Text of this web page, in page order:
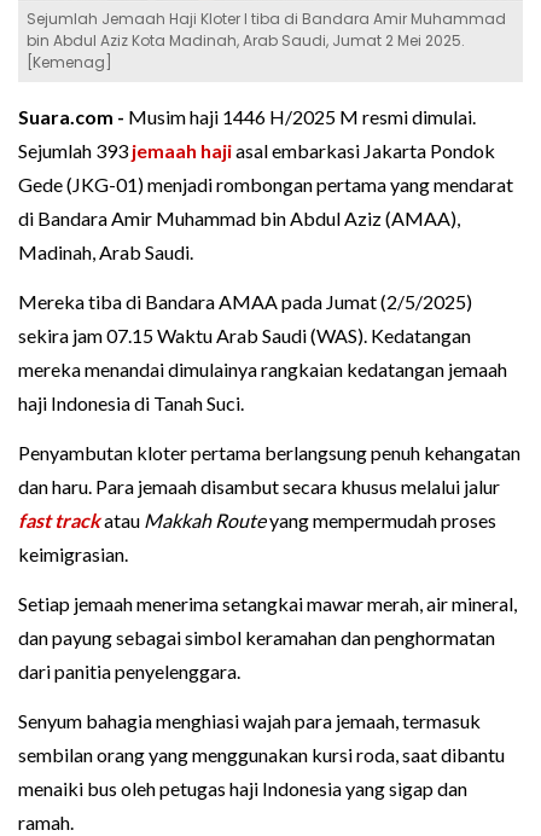
Sejumlah Jemaah Haji Kloter I tiba di Bandara Amir Muhammad
bin Abdul Aziz Kota Madinah, Arab Saudi, Jumat 2 Mei 2025.
[Kemenag]
Suara.com - Musim haji 1446 H/2025 M resmi dimulai.
Sejumlah 393 jemaah hajiasal embarkasi Jakarta Pondok
Gede (JKG-01) menjadi rombongan pertama yang mendarat
di Bandara Amir Muhammad bin Abdul Aziz (AMAA),
Madinah, Arab Saudi.
Mereka tiba di Bandara AMAA pada Jumat (2/5/2025)
sekira jam 07.15 Waktu Arab Saudi (WAS). Kedatangan
mereka menandai dimulainya rangkaian kedatangan jemaah
haji Indonesia di Tanah Suci.
Penyambutan kloter pertama berlangsung penuh kehangatan
dan haru. Para jemaah disambut secara khusus melalui jalur
fast trackatau Makkah Routeyang mempermudah proses
keimigrasian.
Setiap jemaah menerima setangkai mawar merah, air mineral,
dan payung sebagai simbol keramahan dan penghormatan
dari panitia penyelenggara.
Senyum bahagia menghiasi wajah para jemaah, termasuk
sembilan orang yang menggunakan kursi roda, saat dibantu
menaiki bus oleh petugas haji Indonesia yang sigap dan
ramah.